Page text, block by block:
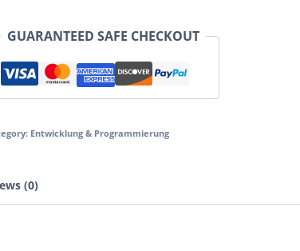
GUARANTEED SAFE CHECKOUT
Entwicklung & Programmierung
(0)